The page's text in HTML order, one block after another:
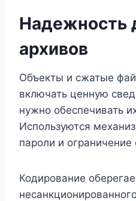
Надежность
архивов
Объекты и сжатые
включать ценную
нужно обеспечивать
Используются
пароли и
Кодирование